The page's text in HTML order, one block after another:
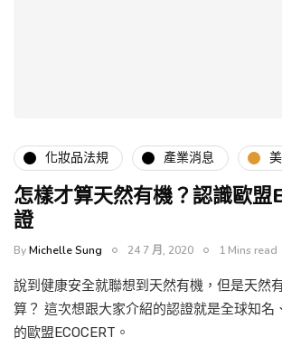
化妝品法規 產業消息
怎樣才算天然有機？認識歐盟
證
ByMichelle Sung 24 7 月, 2020 1 Mins read
說到健康安全就聯想到天然有機，但是天然
算？ 這次想跟大家介紹的認證就是全球知名
的歐盟ECOCERT。